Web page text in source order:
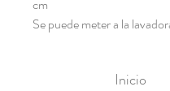
cm
Se puede meter a la
Inicio